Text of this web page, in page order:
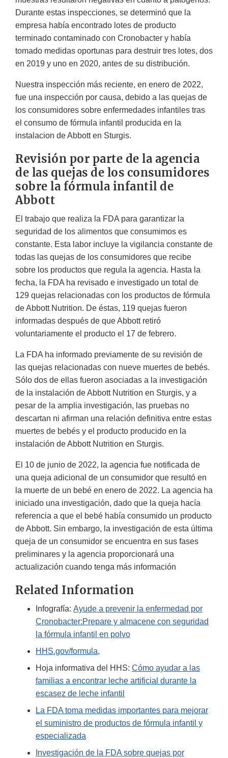
Durante estas inspecciones, se determinó que la
empresa había encontrado lotes de producto
terminado contaminado con Cronobacter y había
tomado medidas oportunas para destruir tres lotes, dos
en 2019 y uno en 2020, antes de su distribución.
Nuestra inspección más reciente, en enero de 2022,
fue una inspección por causa, debido a las quejas de
los consumidores sobre enfermedades infantiles tras
el consumo de fórmula infantil producida en la
instalacion de Abbott en Sturgis.
Revisión por parte de la agencia
de las quejas de los consumidores
sobre la fórmula infantil de
Abbott
El trabajo que realiza la FDA para garantizar la
seguridad de los alimentos que consumimos es
constante. Esta labor incluye la vigilancia constante de
todas las quejas de los consumidores que recibe
sobre los productos que regula la agencia. Hasta la
fecha, la FDA ha revisado e investigado un total de
129 quejas relacionadas con los productos de fórmula
de Abbott Nutrition. De éstas, 119 quejas fueron
informadas después de que Abbott retiró
voluntariamente el producto el 17 de febrero.
La FDA ha informado previamente de su revisión de
las quejas relacionadas con nueve muertes de bebés.
Sólo dos de ellas fueron asociadas a la investigación
de la instalación de Abbott Nutrition en Sturgis, y a
pesar de la amplia investigación, las pruebas no
descartan ni afirman una relación definitiva entre estas
muertes de bebés y el producto producido en la
instalación de Abbott Nutrition en Sturgis.
El 10 de junio de 2022, la agencia fue notificada de
una queja adicional de un consumidor que resultó en
la muerte de un bebé en enero de 2022. La agencia ha
iniciado una investigación, dado que la queja hacía
referencia a que el bebé había consumido un producto
de Abbott. Sin embargo, la investigación de esta última
queja de un consumidor se encuentra en sus fases
preliminares y la agencia proporcionará una
actualización cuando tenga más información
Related Information
Infografía: Ayude a prevenir la enfermedad por
Cronobacter:Prepare y almacene con seguridad
la fórmula infantil en polvo
HHS.gov/formula,
Hoja informativa del HHS: Cómo ayudar a las
familias a encontrar leche artificial durante la
escasez de leche infantil
La FDA toma medidas importantes para mejorar
el suministro de productos de fórmula infantil y
especializada
Investigación de la FDA sobre quejas por